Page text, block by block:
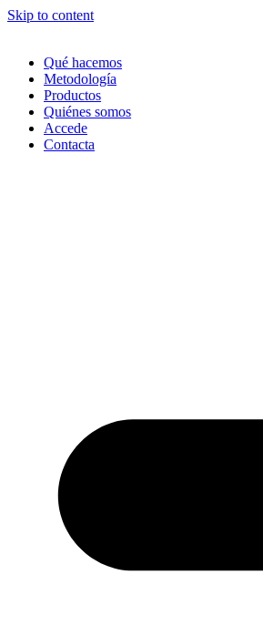
Skip to content
Qué hacemos
Metodología
Productos
Quiénes somos
Accede
Contacta